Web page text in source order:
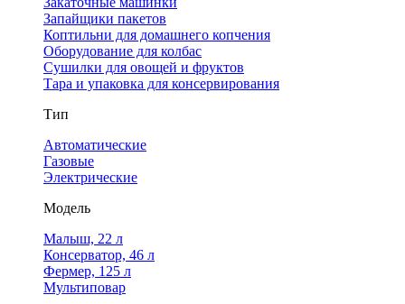
Запайщики пакетов
Коптильни для домашнего копчения
Оборудование для колбас
Сушилки для овощей и фруктов
Тара и упаковка для консервирования
Тип
Автоматические
Газовые
Электрические
Модель
Малыш, 22 л
Консерватор, 46 л
Фермер, 125 л
Мультиповар